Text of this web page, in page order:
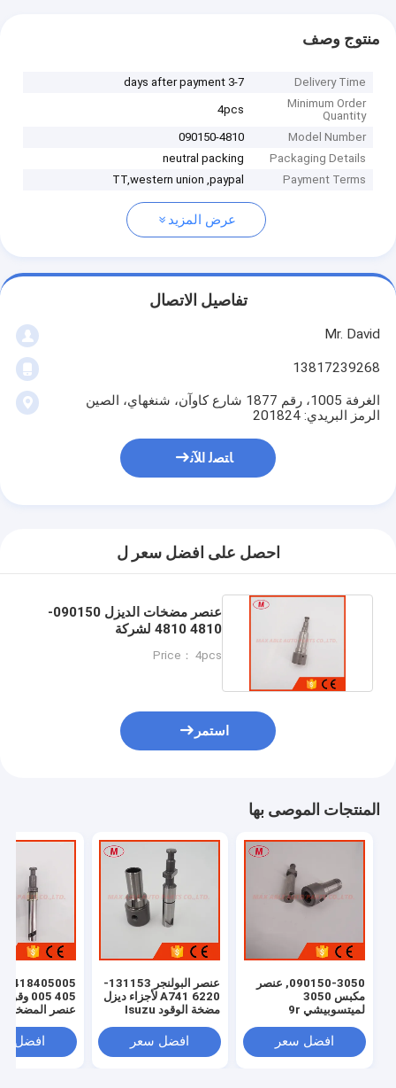
منتوج وصف
Delivery Time
3-7 days after payment
Minimum Order
Quantity
4pcs
Model Number
090150-4810
Packaging Details
neutral packing
Payment Terms
TT,western union ,paypal
عرض المزيد
تفاصيل الاتصال
Mr. David
13817239268
الغرفة 1005، رقم 1877 شارع كاوآن، شنغهاي، الصين
الرمز البريدي: 201824
ﺎﺘﺼﻟ ﺍﻶﻧ
احصل على افضل سعر ل
عنصر مضخات الديزل 090150-
4810 4810 لشركة
Price： 4pcs
استمر
المنتجات الموصى بها
090150-3050, عنصر
مكبس 3050
لميتسوبيشي 9r
افضل سعر
عنصر البولنجر 131153-
6220 A741 لأجزاء ديزل
مضخة الوقود Isuzu
افضل سعر
405 005
عنصر المضخة
افضل